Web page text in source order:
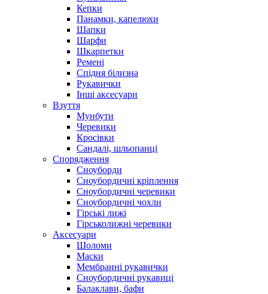
Кепки
Панамки, капелюхи
Шапки
Шарфи
Шкарпетки
Ремені
Спідня білизна
Рукавички
Інші аксесуари
Взуття
Мунбути
Черевики
Кросівки
Сандалі, шльопанці
Спорядження
Сноуборди
Сноубордичні кріплення
Сноубордичні черевики
Сноубордичні чохли
Гірські лижі
Гірськолижні черевики
Аксесуари
Шоломи
Маски
Мембранні рукавички
Сноубордичні рукавиці
Балаклави, бафи